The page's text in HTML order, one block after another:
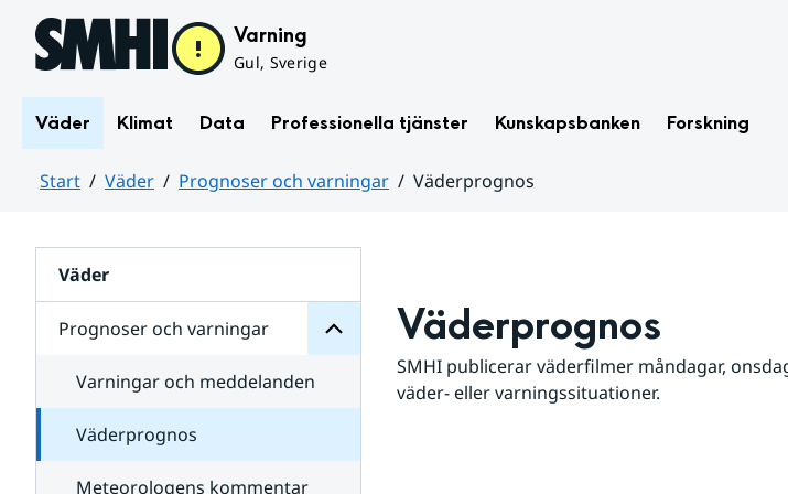
Hoppa till sidans innehåll Varning
Gul, Sverige
Väder Klimat Data Professionella tjänster Kunskapsbanken Forskning
Start Väder Prognoser och varningar
Väderprognos
Väder
Prognoser och varningar
för
varningar
Varningar och meddelanden
Väderprognos
Meteorologens kommentar
Väderprognos
SMHI publicerar väderfilmer måndagar,
väder- eller varningssituationer.